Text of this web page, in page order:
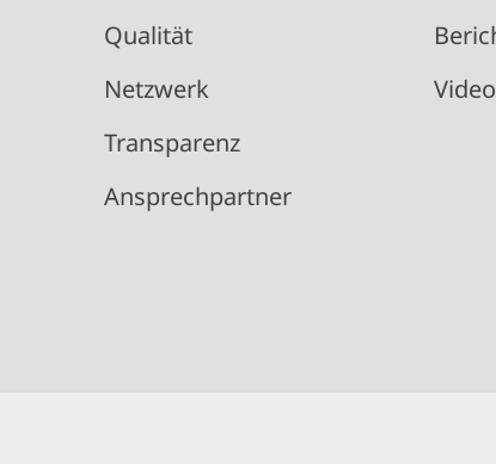
Qualität
Netzwerk
Transparenz
Ansprechpartner